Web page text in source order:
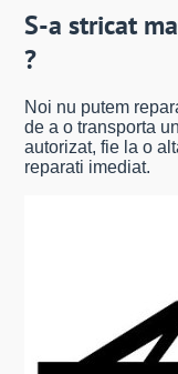
S-a stricat
?
Noi nu putem
de a o transporta
autorizat, fie la o
reparati imediat.